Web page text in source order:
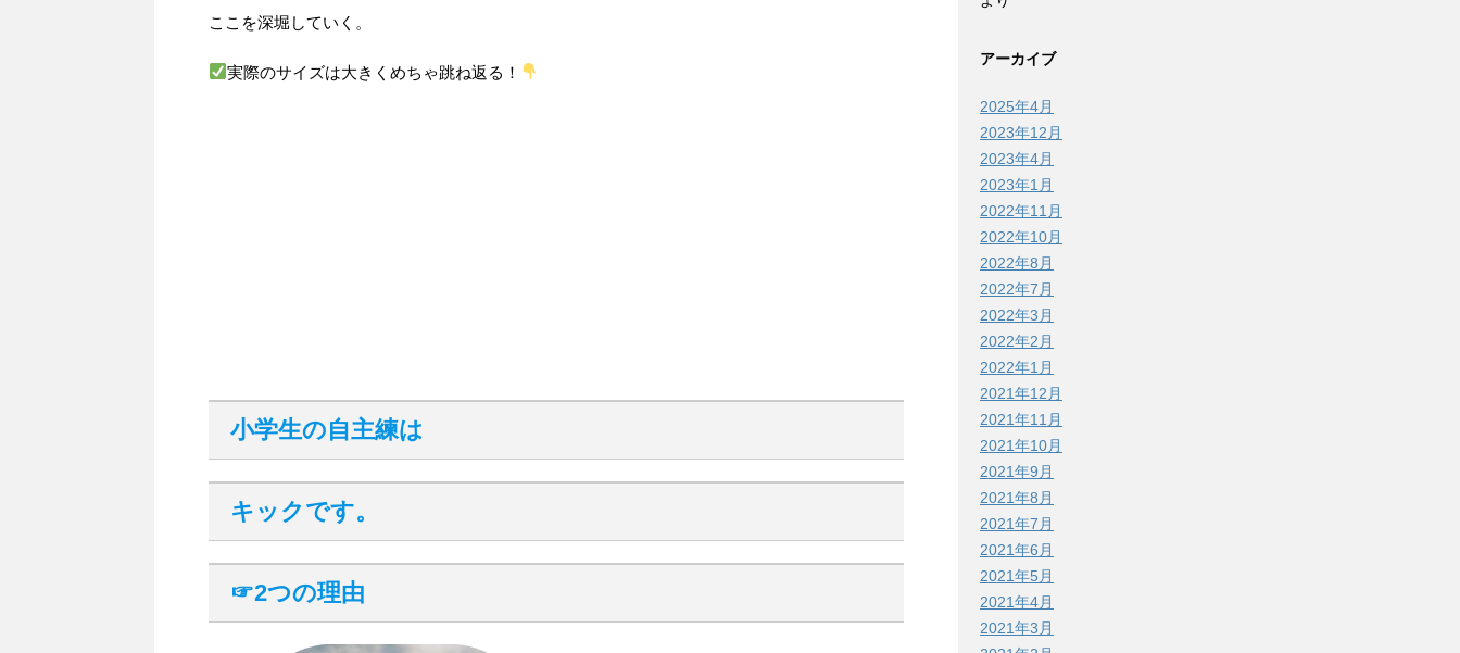
ここを深堀していく。
実際のサイズは大きくめちゃ跳ね返る！
小学生の自主練は
キックです。
☞2つの理由
アーカイブ
2025年4月
2023年12月
2023年4月
2023年1月
2022年11月
2022年10月
2022年8月
2022年7月
2022年3月
2022年2月
2022年1月
2021年12月
2021年11月
2021年10月
2021年9月
2021年8月
2021年7月
2021年6月
2021年5月
2021年4月
2021年3月